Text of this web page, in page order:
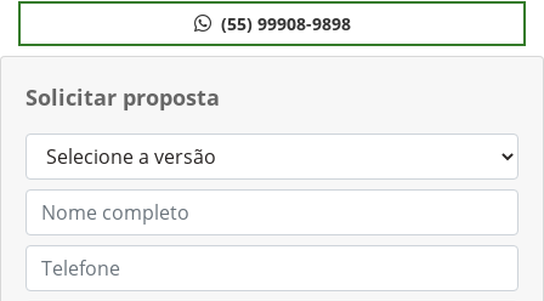
Solicitar proposta
(55) 99908-9898